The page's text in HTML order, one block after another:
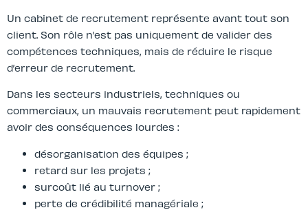
Un cabinet de recrutement représente avant tout son
client. Son rôle n’est pas uniquement de valider des
compétences techniques, mais de réduire le risque
d’erreur de recrutement.
Dans les secteurs industriels, techniques ou
commerciaux, un mauvais recrutement peut rapidement
avoir des conséquences lourdes :
désorganisation des équipes ;
retard sur les projets ;
surcoût lié au turnover ;
perte de crédibilité managériale ;